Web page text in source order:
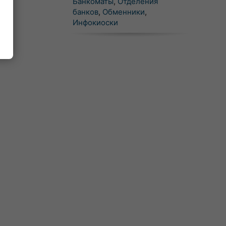
банков, Обменники,
Инфокиоски